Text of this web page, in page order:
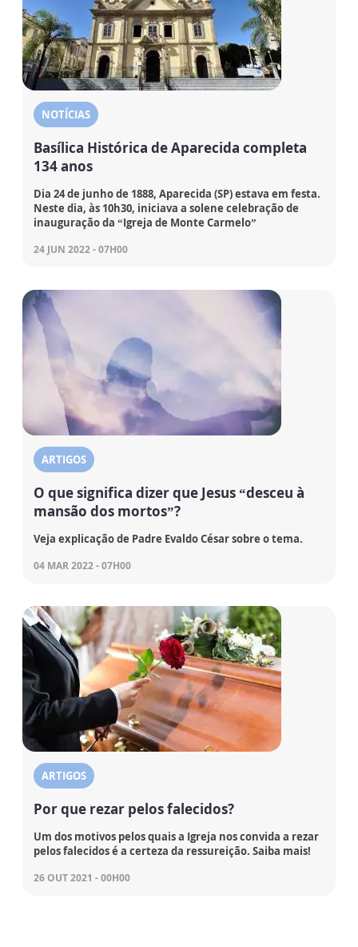
NOTÍCIAS
Basílica Histórica de Aparecida completa
134 anos
Dia 24 de junho de 1888, Aparecida (SP) estava em festa.
Neste dia, às 10h30, iniciava a solene celebração de
inauguração da “Igreja de Monte Carmelo”
24 JUN 2022 - 07H00
ARTIGOS
O que significa dizer que Jesus “desceu à
mansão dos mortos”?
Veja explicação de Padre Evaldo César sobre o tema.
04 MAR 2022 - 07H00
ARTIGOS
Por que rezar pelos falecidos?
Um dos motivos pelos quais a Igreja nos convida a rezar
pelos falecidos é a certeza da ressureição. Saiba mais!
26 OUT 2021 - 00H00